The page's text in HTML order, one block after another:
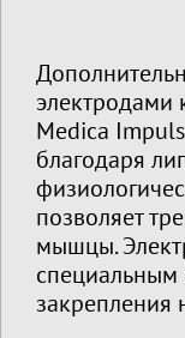
электродами
Medica
благодаря
позволяет
мышцы.
специальным
закрепления